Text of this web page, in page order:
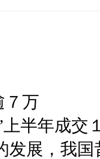
万
半年成交
发展，我